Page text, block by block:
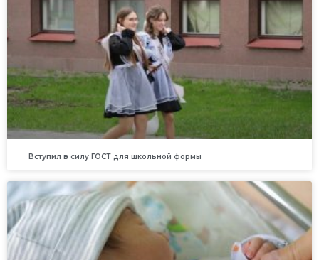
Вступил в силу ГОСТ для школьной формы